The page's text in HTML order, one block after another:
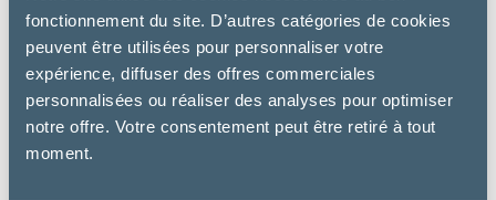
fonctionnement du site. D’autres catégories de cookies
peuvent être utilisées pour personnaliser votre
expérience, diffuser des offres commerciales
personnalisées ou réaliser des analyses pour optimiser
notre offre. Votre consentement peut être retiré à tout
moment.
Labbea